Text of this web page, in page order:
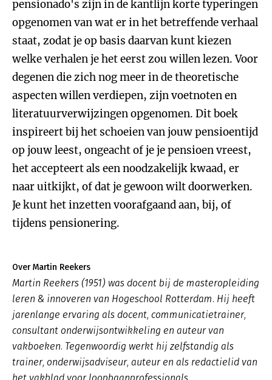
pensionado's zijn in de kantlijn korte typeringen
opgenomen van wat er in het betreffende verhaal
staat, zodat je op basis daarvan kunt kiezen
welke verhalen je het eerst zou willen lezen. Voor
degenen die zich nog meer in de theoretische
aspecten willen verdiepen, zijn voetnoten en
literatuurverwijzingen opgenomen. Dit boek
inspireert bij het schoeien van jouw pensioentijd
op jouw leest, ongeacht of je je pensioen vreest,
het accepteert als een noodzakelijk kwaad, er
naar uitkijkt, of dat je gewoon wilt doorwerken.
Je kunt het inzetten voorafgaand aan, bij, of
tijdens pensionering.
Over Martin Reekers
Martin Reekers (1951) was docent bij de masteropleiding
leren & innoveren van Hogeschool Rotterdam. Hij heeft
jarenlange ervaring als docent, communicatietrainer,
consultant onderwijsontwikkeling en auteur van
vakboeken. Tegenwoordig werkt hij zelfstandig als
trainer, onderwijsadviseur, auteur en als redactielid van